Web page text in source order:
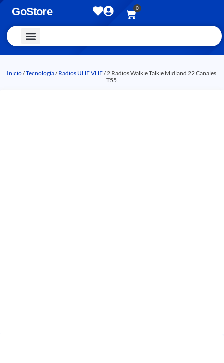
GoStore 0
Inicio/Tecnología/Radios UHF VHF/ 2 Radios Walkie Talkie Midland 22 Canales
T55